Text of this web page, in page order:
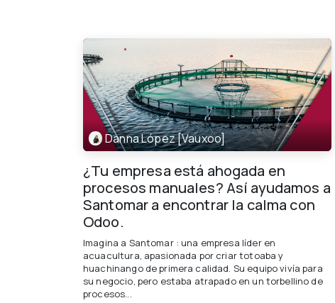
Danna López [Vauxoo]
¿Tu empresa está ahogada en
procesos manuales? Así ayudamos a
Santomar a encontrar la calma con
Odoo.
Imagina a Santomar : una empresa líder en
acuacultura, apasionada por criar totoaba y
huachinango de primera calidad. Su equipo vivía para
su negocio, pero estaba atrapado en un torbellino de
procesos...